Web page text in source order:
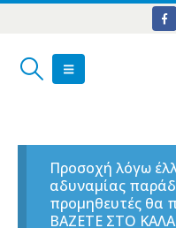
Προσοχή λόγω
αδυναμίας
προμηθευτές θα
ΒΑΖΕΤΕ ΣΤΟ